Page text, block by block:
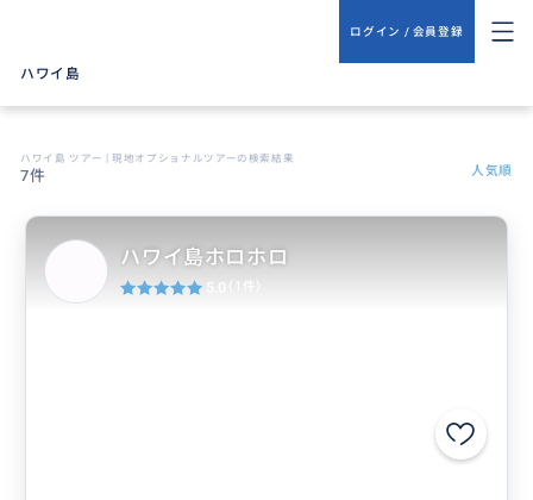
ログイン / 会員登録
ハワイ島
ハワイ島 ツアー | 現地オプショナルツアーの検索結果
7件 人気順
ハワイ島ホロホロ
5.0 (1件)